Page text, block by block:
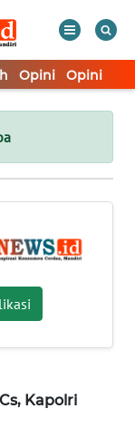
Opini Opini
Kapolri